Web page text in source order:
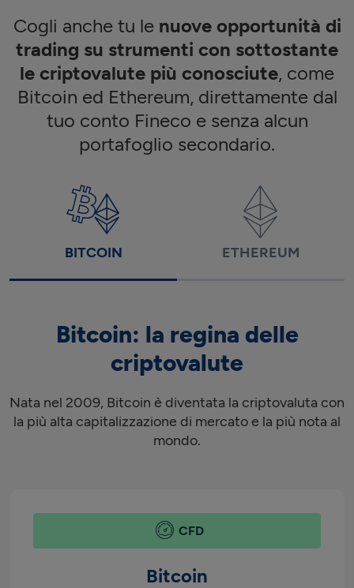
Cogli anche tu le nuove opportunità di
trading su strumenti con sottostante
le criptovalute più conosciute, come
Bitcoin ed Ethereum, direttamente dal
tuo conto Fineco e senza alcun
portafoglio secondario.
BITCOIN ETHEREUM
Bitcoin: la regina delle
criptovalute
Nata nel 2009, Bitcoin è diventata la criptovaluta con
la più alta capitalizzazione di mercato e la più nota al
mondo.
CFD
Bitcoin